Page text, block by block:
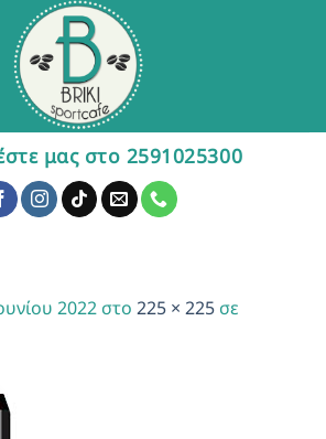
μας στο 2591025300
2022 στο 225 × 225 σε